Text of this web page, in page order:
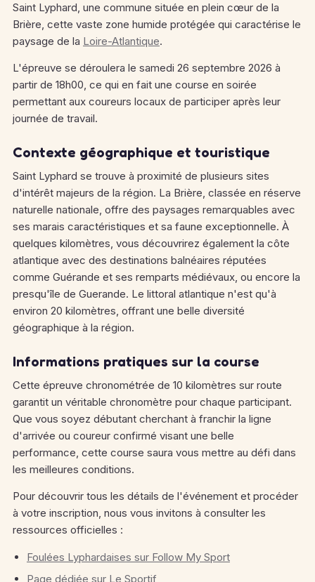
Saint Lyphard, une commune située en plein cœur de la
Brière, cette vaste zone humide protégée qui caractérise le
paysage de la Loire-Atlantique.
L'épreuve se déroulera le samedi 26 septembre 2026 à
partir de 18h00, ce qui en fait une course en soirée
permettant aux coureurs locaux de participer après leur
journée de travail.
Contexte géographique et touristique
Saint Lyphard se trouve à proximité de plusieurs sites
d'intérêt majeurs de la région. La Brière, classée en réserve
naturelle nationale, offre des paysages remarquables avec
ses marais caractéristiques et sa faune exceptionnelle. À
quelques kilomètres, vous découvrirez également la côte
atlantique avec des destinations balnéaires réputées
comme Guérande et ses remparts médiévaux, ou encore la
presqu'île de Guerande. Le littoral atlantique n'est qu'à
environ 20 kilomètres, offrant une belle diversité
géographique à la région.
Informations pratiques sur la course
Cette épreuve chronométrée de 10 kilomètres sur route
garantit un véritable chronomètre pour chaque participant.
Que vous soyez débutant cherchant à franchir la ligne
d'arrivée ou coureur confirmé visant une belle
performance, cette course saura vous mettre au défi dans
les meilleures conditions.
Pour découvrir tous les détails de l'événement et procéder
à votre inscription, nous vous invitons à consulter les
ressources officielles :
Foulées Lyphardaises sur Follow My Sport
Page dédiée sur Le Sportif